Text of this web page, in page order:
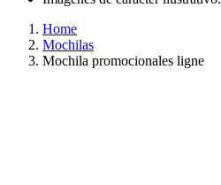
Home
Mochilas
Mochila promocionales ligne